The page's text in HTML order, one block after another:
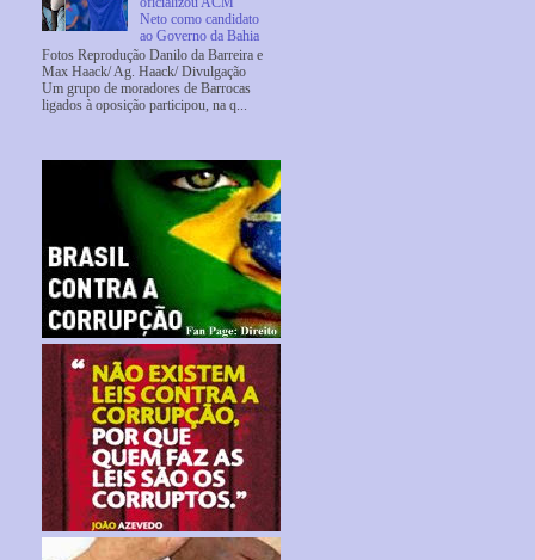
Neto como candidato
ao Governo da Bahia
Fotos Reprodução Danilo da Barreira e
Max Haack/ Ag. Haack/ Divulgação
Um grupo de moradores de Barrocas
ligados à oposição participou, na q...